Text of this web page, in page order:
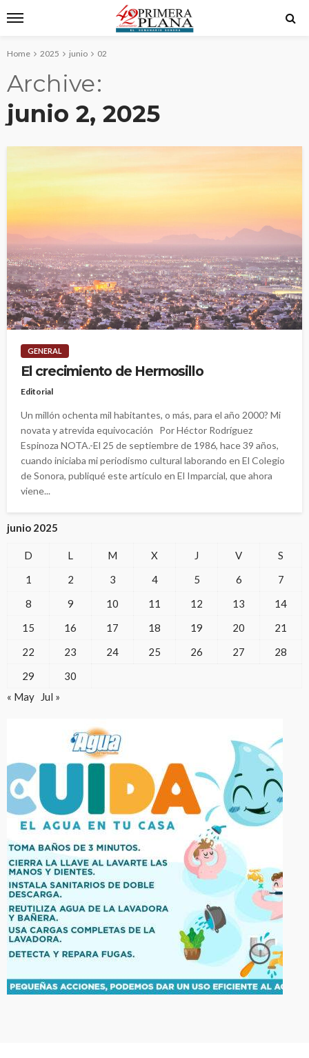
Home 2025 junio 02
Archive
junio 2, 2025
GENERAL
El crecimiento de Hermosillo
Editorial
Un millón ochenta mil habitantes, o más, para el año 2000? Mi
novata y atrevida equivocación Por Héctor Rodríguez
Espinoza NOTA.-El 25 de septiembre de 1986, hace 39 años,
cuando iniciaba mi periodismo cultural laborando en El Colegio
de Sonora, publiqué este artículo en El Imparcial, que ahora
viene...
junio 2025
D L M X J V
S
1
2 3 4 5 6
7
8
9 10 11 12 13
14
15
16 17 18 19 20
21
22
23 24 25 26 27
28
29
30
« May
Jul »